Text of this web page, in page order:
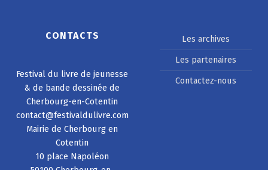
CONTACTS
Festival du livre de jeunesse
& de bande dessinée de
Cherbourg-en-Cotentin
contact@festivaldulivre.com
Mairie de Cherbourg en
Cotentin
10 place Napoléon
Les archives
Les partenaires
Contactez-nous